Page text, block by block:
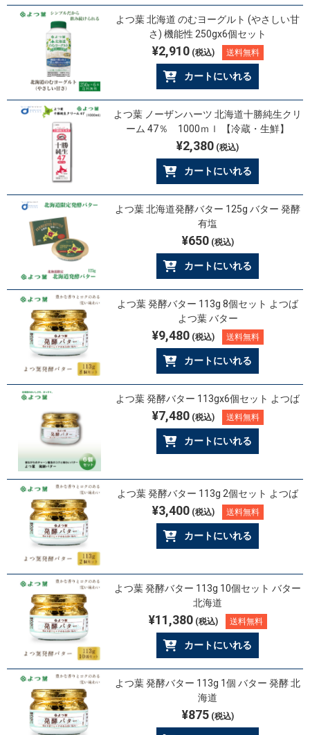
よつ葉 北海道 のむヨーグルト (やさしい甘
さ) 機能性 250gx6個セット
¥2,910(税込) 送料無料
カートにいれる
よつ葉 ノーザンハーツ 北海道十勝純生クリ
ーム 47％ 1000ｍｌ 【冷蔵・生鮮】
¥2,380 (税込)
カートにいれる
よつ葉 北海道発酵バター 125g バター 発酵
有塩
¥650(税込)
カートにいれる
よつ葉 発酵バター 113g 8個セット よつば
よつ葉 バター
¥9,480(税込) 送料無料
カートにいれる
よつ葉 発酵バター 113gx6個セット よつば
¥7,480(税込) 送料無料
カートにいれる
よつ葉 発酵バター 113g 2個セット よつば
¥3,400(税込) 送料無料
カートにいれる
よつ葉 発酵バター 113g 10個セット バター
北海道
¥11,380(税込) 送料無料
カートにいれる
よつ葉 発酵バター 113g 1個 バター 発酵 北
海道
¥875(税込)